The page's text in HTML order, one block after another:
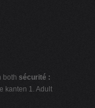
both sécurité :
kanten 1. Adult